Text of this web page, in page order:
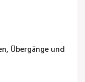
Übergänge und